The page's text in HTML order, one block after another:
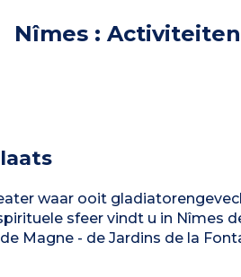
Nîmes :
waar ooit
sfeer vindt u in Nîmes
Magne - de Jardins de la